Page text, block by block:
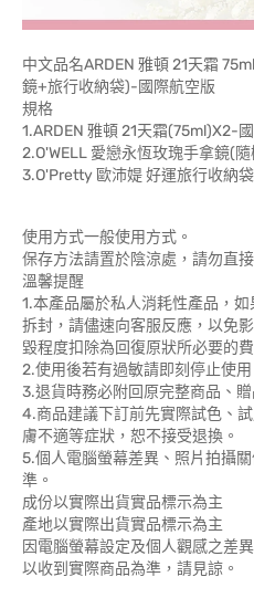
中文品名ARDEN 雅頓 21天霜
鏡+旅行收納袋)-國際航空版
規格
1.ARDEN 雅頓 21天霜(75ml)X2-
2.O'WELL 愛戀永恆玫瑰手拿鏡(
3.O'Pretty 歐沛媞 好運旅行收納
使用方式一般使用方式。
保存方法請置於陰涼處，請勿直
溫馨提醒
1.本產品屬於私人消耗性產品，
拆封，請儘速向客服反應，以免
毀程度扣除為回復原狀所必要的費
2.使用後若有過敏請即刻停止使用
3.退貨時務必附回原完整商品、
4.商品建議下訂前先實際試色、
膚不適等症狀，恕不接受退換。
5.個人電腦螢幕差異、照片拍攝
準。
成份以實際出貨實品標示為主
產地以實際出貨實品標示為主
因電腦螢幕設定及個人觀感之差
以收到實際商品為準，請見諒。